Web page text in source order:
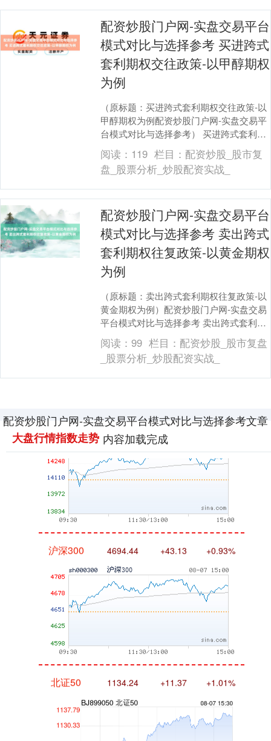
配资炒股门户网-实盘交易平台
模式对比与选择参考 买进跨式
套利期权交往政策-以甲醇期权
为例
（原标题：买进跨式套利期权交往政策-以
甲醇期权为例配资炒股门户网-实盘交易平
台模式对比与选择参考） 买进跨式套利期
权交往政策-以甲醇期权为例....
阅读： 119 栏目： 配资炒股_股市复
盘_股票分析_炒股配资实战_
配资炒股门户网-实盘交易平台
模式对比与选择参考 卖出跨式
套利期权往复政策-以黄金期权
为例
（原标题：卖出跨式套利期权往复政策-以
黄金期权为例）配资炒股门户网-实盘交易
平台模式对比与选择参考 卖出跨式套利期
权往复政策-以黄金期权为例....
阅读：99 栏目： 配资炒股_股市复盘
_股票分析_炒股配资实战_
配资炒股门户网-实盘交易平台模式对比与选择参考文章
内容加载完成
大盘行情指数走势
3940.04